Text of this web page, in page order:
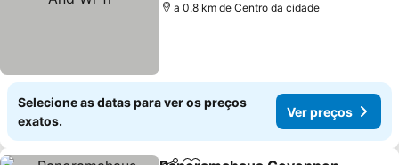
a 0.8 km de Centro da cidade
Selecione as datas para ver os preços
exatos.
Ver preços